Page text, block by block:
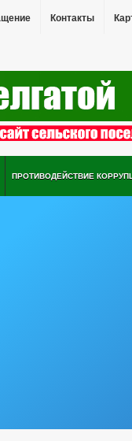
Контакты
ПРОТИВОДЕЙСТВИЕ